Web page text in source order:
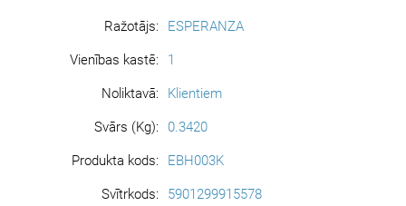
Ražotājs: ESPERANZA
Vienības kastē: 1
Noliktavā: Klientiem
Svārs (Kg): 0.3420
Produkta kods: EBH003K
Svītrkods: 5901299915578